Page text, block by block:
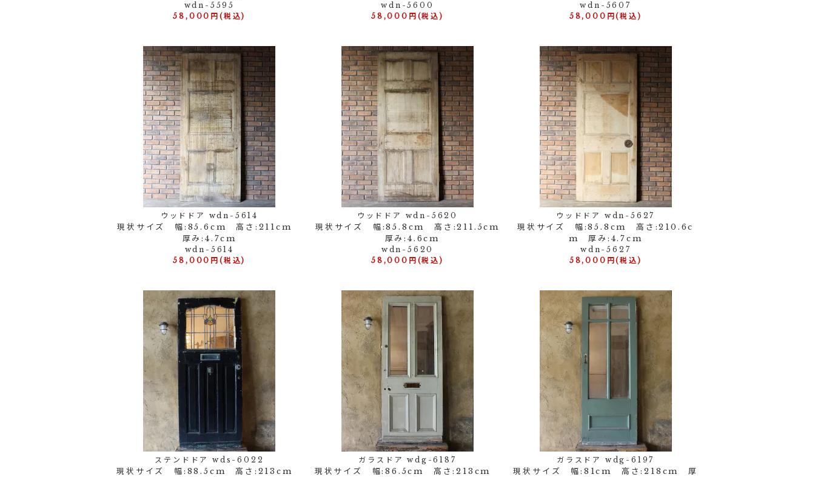
wdn-5595
58,000円(税込)
wdn-5600
58,000円(税込)
wdn-5607
58,000円(税込)
ウッドドア wdn-5614
現状サイズ 幅:85.6cm 高さ:211cm
厚み:4.7cm
wdn-5614
58,000円(税込)
ウッドドア wdn-5620
現状サイズ 幅:85.8cm 高さ:211.5cm
厚み:4.6cm
wdn-5620
58,000円(税込)
ウッドドア wdn-5627
現状サイズ 幅:85.8cm 高さ:210.6c
m 厚み:4.7cm
wdn-5627
58,000円(税込)
ステンドドア wds-6022
現状サイズ 幅:88.5cm 高さ:213cm
ガラスドア wdg-6187
現状サイズ 幅:86.5cm 高さ:213cm
ガラスドア wdg-6197
現状サイズ 幅:81cm 高さ:218cm 厚